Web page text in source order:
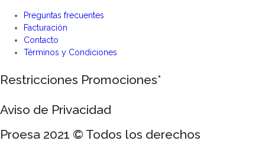
Preguntas frecuentes
Facturación
Contacto
Términos y Condiciones
Restricciones Promociones*
Aviso de Privacidad
Proesa 2021 © Todos los derechos